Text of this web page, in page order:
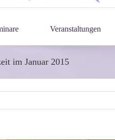
Veranstaltungen
im Januar 2015